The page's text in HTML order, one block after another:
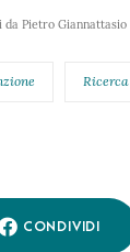
da Pietro Giannattasio
Ricerca
CONDIVIDI